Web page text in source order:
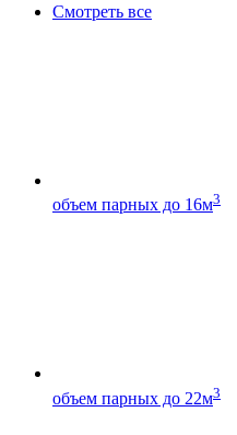
Смотреть все
объем парных до 16м3
объем парных до 22м3